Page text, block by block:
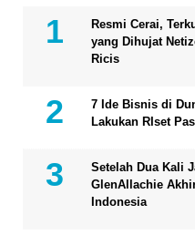
Resmi Cerai,
yang Dihujat
Ricis
7 Ide Bisnis di
Lakukan RIset
Setelah Dua Kali
GlenAllachie
Indonesia